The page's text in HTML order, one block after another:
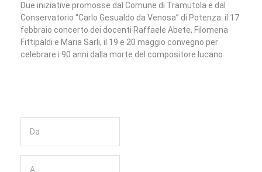
Due iniziative promosse dal Comune di Tramutola e dal
Conservatorio “Carlo Gesualdo da Venosa” di Potenza: il 17
febbraio concerto dei docenti Raffaele Abete, Filomena
Fittipaldi e Maria Sarli, il 19 e 20 maggio convegno per
celebrare i 90 anni dalla morte del compositore lucano